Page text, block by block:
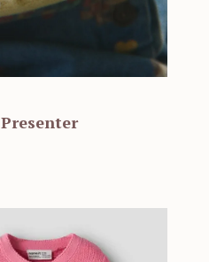
Presenter